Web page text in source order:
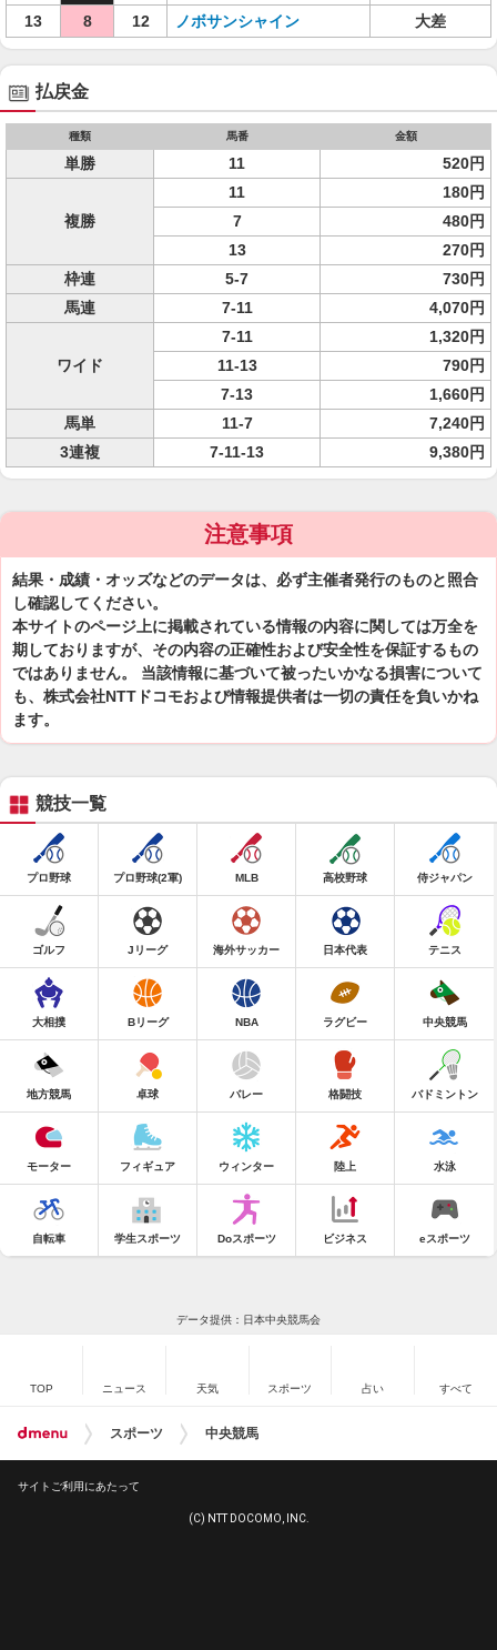
13
8 12 ノボサンシャイン 大差
払戻金
種類 馬番 金額
単勝 11 520円
複勝
11
180円
7
480円
13
270円
枠連
5-7
730円
馬連
7-11 4,070円
ワイド
7-11
1,320円
11-13
790円
7-13
1,660円
馬単
11-7
7,240円
3連複
7-11-13 9,380円
注意事項
結果・成績・オッズなどのデータは、必ず主催者発行のものと照合
し確認してください。
本サイトのページ上に掲載されている情報の内容に関しては万全を
期しておりますが、その内容の正確性および安全性を保証するもの
ではありません。 当該情報に基づいて被ったいかなる損害について
も、株式会社NTTドコモおよび情報提供者は一切の責任を負いかね
ます。
競技一覧
プロ野球 プロ野球(2軍) MLB 高校野球 侍ジャパン
ゴルフ Jリーグ 海外サッカー 日本代表 テニス
大相撲 Bリーグ NBA ラグビー 中央競馬
地方競馬 卓球 バレー 格闘技 バドミントン
モーター フィギュア ウィンター 陸上 水泳
自転車 学生スポーツ Doスポーツ ビジネス eスポーツ
データ提供：日本中央競馬会
TOP ニュース 天気 スポーツ 占い すべて
スポーツ 中央競馬
サイトご利用にあたって
(C) NTT DOCOMO, INC.